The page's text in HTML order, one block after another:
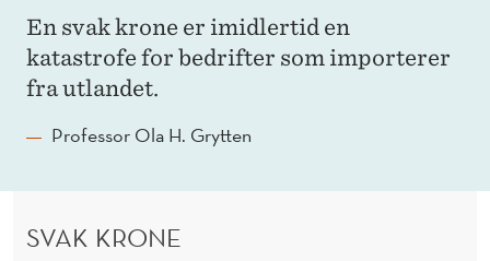
En svak krone er imidlertid en
katastrofe for bedrifter som importerer
fra utlandet.
Professor Ola H. Grytten
SVAK KRONE